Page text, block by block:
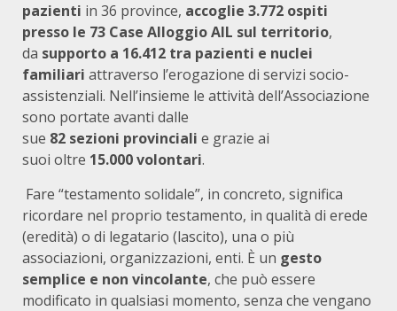
pazienti in 36 province, accoglie 3.772 ospiti
presso le 73 Case Alloggio AIL sul territorio,
da supporto a 16.412 tra pazienti e nuclei
familiari attraverso l’erogazione di servizi socio-
assistenziali. Nell’insieme le attività dell’Associazione
sono portate avanti dalle
sue 82 sezioni provinciali e grazie ai
suoi oltre 15.000 volontari.
Fare “testamento solidale”, in concreto, significa
ricordare nel proprio testamento, in qualità di erede
(eredità) o di legatario (lascito), una o più
associazioni, organizzazioni, enti. È un gesto
semplice e non vincolante, che può essere
modificato in qualsiasi momento, senza che vengano